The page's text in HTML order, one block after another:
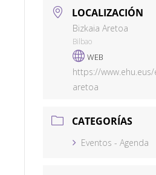
LOCALIZACIÓN
Bizkaia Aretoa
Bilbao
WEB
https://
aretoa
CATEGORÍAS
Eventos - Agenda